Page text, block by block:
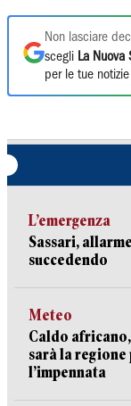
Non lasciare
scegli La Nuova
per le tue
L’emergenza
Sassari,
succedendo
Meteo
Caldo
sarà la
l’impennata